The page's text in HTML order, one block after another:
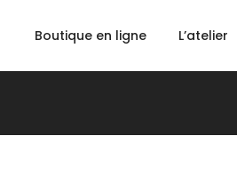
Boutique en ligne L’atelier